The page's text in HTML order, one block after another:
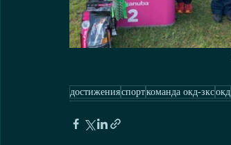
достиженияспорткоманда окд-зксокд